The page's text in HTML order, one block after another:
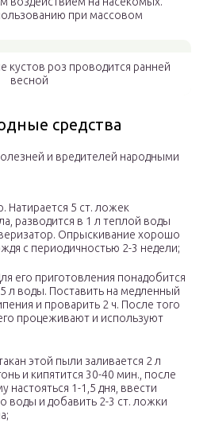
при массовом
кустов роз проводится ранней
весной
средства
и вредителей народными
Натирается 5 ст. ложек
разводится в 1 л теплой воды
Опрыскивание хорошо
с периодичностью 2-3 недели;
его приготовления понадобится
л воды. Поставить на медленный
и проварить 2 ч. После того
процеживают и используют
этой пыли заливается 2 л
и кипятится 30-40 мин., после
настояться 1-1,5 дня, ввести
воды и добавить 2-3 ст. ложки